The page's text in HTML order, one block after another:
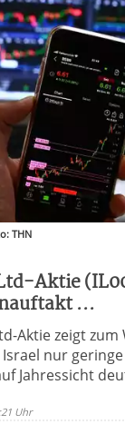
THN
Aktie
...
Aktie zeigt
nur
Jahressicht
Uhr